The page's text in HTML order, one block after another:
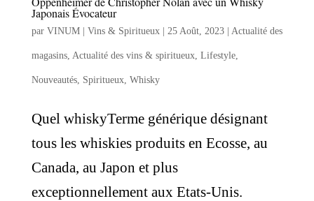
Japonais Évocateur
par VINUM | Vins & Spiritueux| 25 Août, 2023| Actualité des
magasins, Actualité des vins & spiritueux, Lifestyle,
Nouveautés, Spiritueux, Whisky
Quel whiskyTerme générique désignant
tous les whiskies produits en Ecosse, au
Canada, au Japon et plus
exceptionnellement aux Etats-Unis.